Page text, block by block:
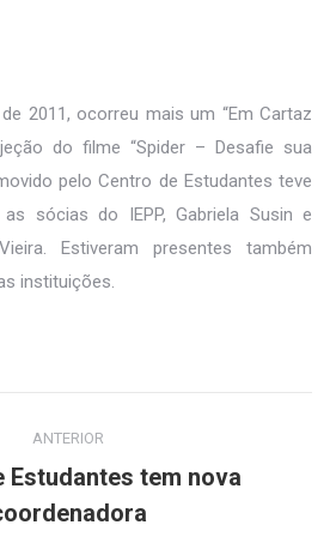
2011, ocorreu mais um “Em Cartaz
do filme “Spider – Desafie sua
pelo Centro de Estudantes teve
sócias do IEPP, Gabriela Susin e
Estiveram presentes também
instituições.
ANTERIOR
Post
anterior:
Estudantes tem nova